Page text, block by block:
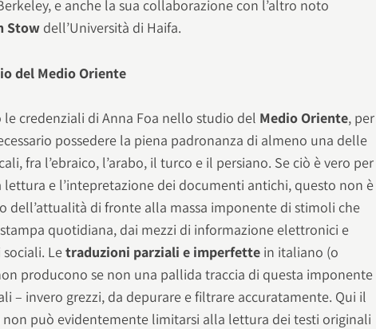
e anche la sua collaborazione con l’altro noto
Stow dell’Università di Haifa.
del Medio Oriente
le credenziali di Anna Foa nello studio del Medio Oriente, per
possedere la piena padronanza di almeno una delle
fra l’ebraico, l’arabo, il turco e il persiano. Se ciò è vero per
e l’intepretazione dei documenti antichi, questo non è
dell’attualità di fronte alla massa imponente di stimoli che
quotidiana, dai mezzi di informazione elettronici e
sociali. Letraduzioni parziali e imperfette in italiano (o
producono se non una pallida traccia di questa imponente
– invero grezzi, da depurare e filtrare accuratamente. Qui il
può evidentemente limitarsi alla lettura dei testi originali